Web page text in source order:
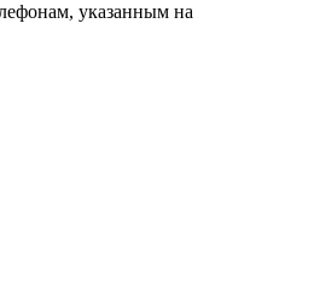
указанным на